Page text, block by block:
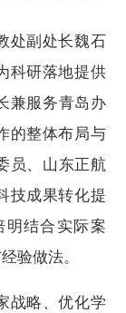
处副处长魏石
科研落地提供
兼服务青岛办
的整体布局与
员、 山东正航
技成果转化提
明结合 实际案
验做法。
战略、优化学